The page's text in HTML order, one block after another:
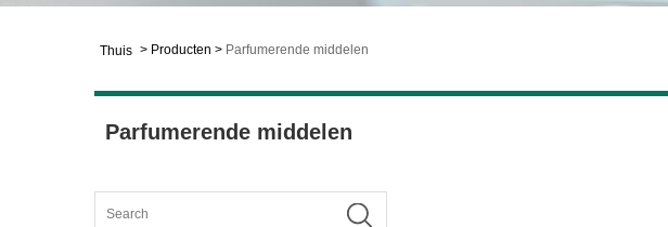
Thuis > Producten > Parfumerende middelen
Parfumerende middelen